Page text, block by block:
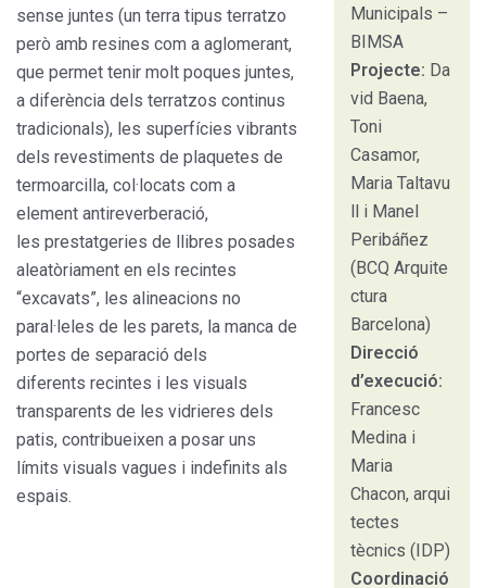
Municipals –
BIMSA
Projecte: Da
vid Baena,
Toni
Casamor,
Maria Taltavu
ll i Manel
Peribáñez
(BCQ Arquite
ctura
Barcelona)
Direcció
d’execució:
Francesc
Medina i
Maria
Chacon, arqui
tectes
tècnics (IDP)
Coordinació
sense juntes (un terra tipus terratzo
però amb resines com a aglomerant,
que permet tenir molt poques juntes,
a diferència dels terratzos continus
tradicionals), les superfícies vibrants
dels revestiments de plaquetes de
termoarcilla, col·locats com a
element antireverberació,
les prestatgeries de llibres posades
aleatòriament en els recintes
“excavats”, les alineacions no
paral·leles de les parets, la manca de
portes de separació dels
diferents recintes i les visuals
transparents de les vidrieres dels
patis, contribueixen a posar uns
límits visuals vagues i indefinits als
espais.